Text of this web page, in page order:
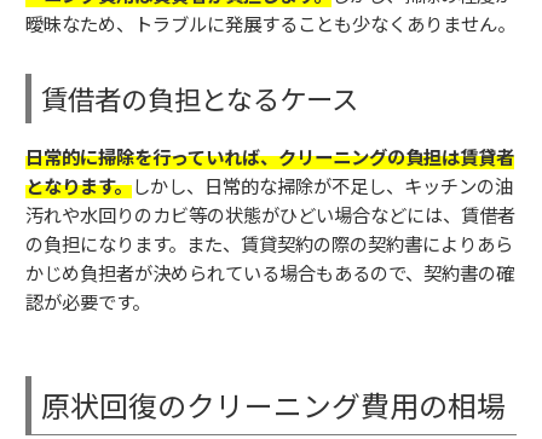
曖昧なため、トラブルに発展することも少なくありません。
賃借者の負担となるケース
日常的に掃除を行っていれば、クリーニングの負担は賃貸者
となります。しかし、日常的な掃除が不足し、キッチンの油
汚れや水回りのカビ等の状態がひどい場合などには、賃借者
の負担になります。また、賃貸契約の際の契約書によりあら
かじめ負担者が決められている場合もあるので、契約書の確
認が必要です。
原状回復のクリーニング費用の相場